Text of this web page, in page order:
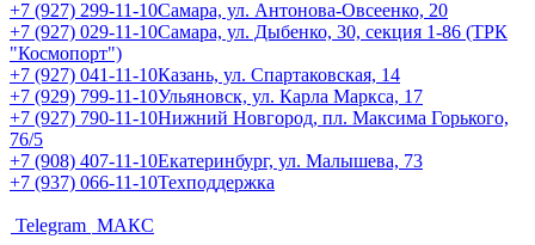
+7 (927) 299-11-10Самара, ул. Антонова-Овсеенко, 20
+7 (927) 029-11-10Самара, ул. Дыбенко, 30, секция 1-86 (ТРК
"Космопорт")
+7 (927) 041-11-10Казань, ул. Спартаковская, 14
+7 (929) 799-11-10Ульяновск, ул. Карла Маркса, 17
+7 (927) 790-11-10Нижний Новгород, пл. Максима Горького,
76/5
+7 (908) 407-11-10Екатеринбург, ул. Малышева, 73
+7 (937) 066-11-10Техподдержка
Telegram МАКС